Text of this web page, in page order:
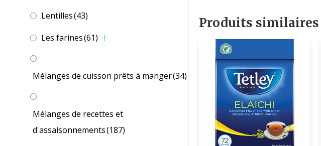
Lentilles(43)
Les farines(61)
Mélanges de cuisson prêts à manger(34)
Mélanges de recettes et
d'assaisonnements(187)
Produits similaires